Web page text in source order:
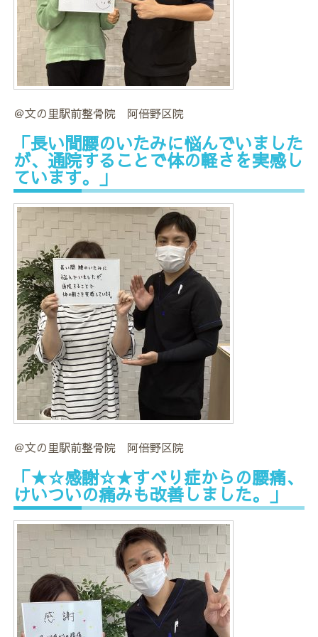
＠文の里駅前整骨院 阿倍野区院
「長い間腰のいたみに悩んでいました
が、通院することで体の軽さを実感し
ています。」
＠文の里駅前整骨院 阿倍野区院
「★☆感謝☆★すべり症からの腰痛、
けいついの痛みも改善しました。」